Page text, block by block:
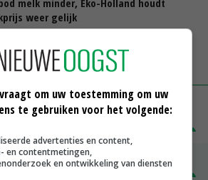
melk minder, Eko-Holland houdt
weer gelijk
om uw toestemming om uw
te gebruiken voor het volgende:
advertenties en content,
en contentmetingen,
en ontwikkeling van diensten